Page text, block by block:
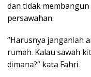
dan tidak
persawahan.
“Harusnya janganlah
rumah. Kalau sawah
dimana?” kata Fahri.